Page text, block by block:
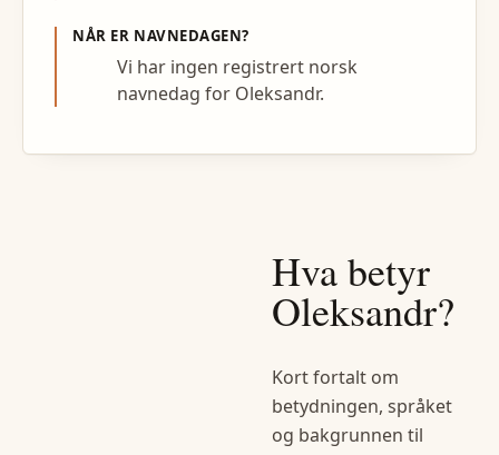
NÅR ER NAVNEDAGEN?
Vi har ingen registrert norsk
navnedag for Oleksandr.
Hva betyr
Oleksandr?
Kort fortalt om
betydningen, språket
og bakgrunnen til